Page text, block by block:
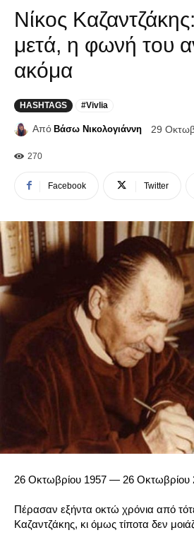
Νίκος
μετά, η φωνή του
ακόμα
HASHTAGS #Vivlia
Από Βάσω Νικολογιάννη 29
270
Facebook Twitter
26 Οκτωβρίου 1957 — 26 Οκτωβρίου
Πέρασαν εξήντα οκτώ χρόνια από
Καζαντζάκης, κι όμως τίποτα δεν